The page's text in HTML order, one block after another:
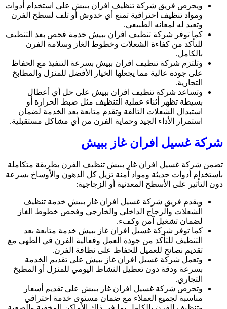
ويحرص فريق شركة تنظيف افران ببيش على استخدام أدوات
ومواد تنظيف احترافية تمنع أي خدوش أو تلف لسطح الفرن
وتعيد له لمعانه الطبيعي.
كما توفر شركة تنظيف افران ببيش خدمة فحص بعد التنظيف
للتأكد من كفاءة الشعلات وخطوط الغاز وسلامة الفرن
بالكامل.
وتلتزم شركة تنظيف افران ببيش بسرعة التنفيذ مع الحفاظ
على جودة عالية مما يجعلها الخيار الأفضل للمنزل والمطابخ
التجارية.
وتساعد شركة تنظيف افران ببيش على حل أي أعطال
بسيطة تظهر أثناء عملية التنظيف مثل ضبط الحرارة أو
استبدال الشعلات التالفة وتقدم متابعة بعد الخدمة لضمان
استمرار الأداء الجيد وحماية الفرن من أي مشاكل مستقبلية.
شركة غسيل افران غاز ببيش
تضمن شركة غسيل افران غاز ببيش تنظيف الفرن بطريقة متكاملة
باستخدام أدوات حديثة ومواد آمنة تزيل كل الدهون والأوساخ بسرعة
دون التأثير على الأسطح المعدنية أو الزجاجية:
ويقدم فريق شركة غسيل افران غاز ببيش خدمة تنظيف
الشعلات والزجاج الداخلي والخارجي وفحص خطوط الغاز
لضمان تشغيل آمن وكفء.
كما توفر شركة غسيل افران غاز ببيش خدمة متابعة بعد
التنظيف للتأكد من جودة العمل وفعالية الفرن في الطهي مع
تقديم نصائح للعميل للحفاظ على نظافة الفرن.
وتعمل شركة غسيل افران غاز ببيش على تقديم الخدمة
بسرعة ودقة دون تعطيل النشاط اليومي للمنزل أو المطبخ
التجاري.
وتحرص شركة غسيل افران غاز ببيش على تقديم أسعار
مناسبة لجميع العملاء مع ضمان مستوى خدمة احترافي